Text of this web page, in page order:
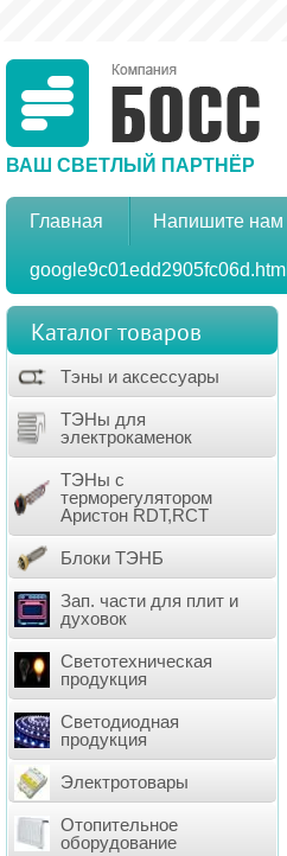
ВАШ СВЕТЛЫЙ ПАРТНЁР
Главная Напишите нам
google9c01edd2905fc06d.html
Каталог товаров
Тэны и аксессуары
ТЭНы для
электрокаменок
ТЭНы с
терморегулятором
Аристон RDT,RCT
Блоки ТЭНБ
Зап. части для плит и
духовок
Светотехническая
продукция
Светодиодная
продукция
Электротовары
Отопительное
оборудование